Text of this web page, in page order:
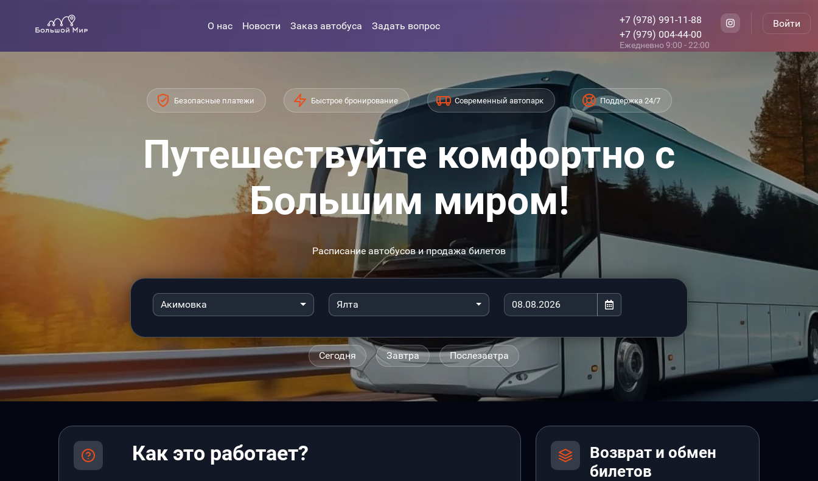
О нас Новости Заказ автобуса Задать вопрос
+7 (978) 991-11-88
+7 (979) 004-44-00
Ежедневно 9:00 - 22:00
Войти
Безопасные платежи Быстрое бронирование Современный автопарк Поддержка 24/7
Путешествуйте комфортно с
Большим миром!
Расписание автобусов и продажа билетов
Акимовка Ялта
Сегодня Завтра Послезавтра
Как это работает?
Возврат и обмен
билетов